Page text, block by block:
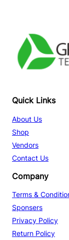
Quick Links
About Us
Shop
Vendors
Contact Us
Company
Terms &
Sponsers
Privacy Policy
Return Policy